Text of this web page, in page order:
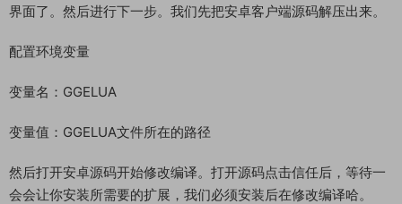
界面了。然后进行下一步。我们先把安卓客户端源码解压出来。
配置环境变量
变量名：GGELUA
变量值：GGELUA文件所在的路径
然后打开安卓源码开始修改编译。打开源码点击信任后，等待一
会会让你安装所需要的扩展，我们必须安装后在修改编译哈。